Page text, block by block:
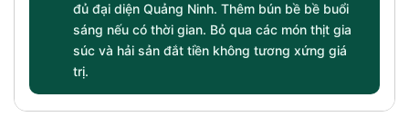
đủ đại diện Quảng Ninh. Thêm bún bề bề buổi
sáng nếu có thời gian. Bỏ qua các món thịt gia
súc và hải sản đắt tiền không tương xứng giá
trị.